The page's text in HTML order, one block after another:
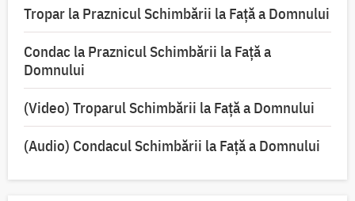
Tropar la Praznicul Schimbării la Faţă a Domnului
Condac la Praznicul Schimbării la Faţă a
Domnului
(Video) Troparul Schimbării la Față a Domnului
(Audio) Condacul Schimbării la Față a Domnului